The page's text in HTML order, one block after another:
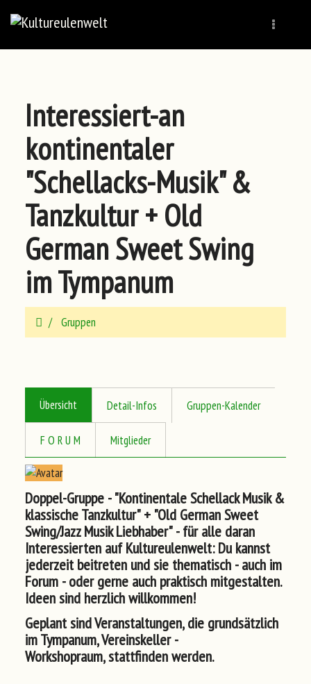
Interessiert-an
kontinentaler
"Schellacks-Musik" &
Tanzkultur + Old
German Sweet Swing
im Tympanum
Gruppen
Übersicht Detail-Infos Gruppen-Kalender
F O R U M Mitglieder
Doppel-Gruppe - "Kontinentale Schellack Musik &
klassische Tanzkultur" + "Old German Sweet
Swing/Jazz Musik Liebhaber" - für alle daran
Interessierten auf Kultureulenwelt: Du kannst
jederzeit beitreten und sie thematisch - auch im
Forum - oder gerne auch praktisch mitgestalten.
Ideen sind herzlich willkommen!
Geplant sind Veranstaltungen, die grundsätzlich
im Tympanum, Vereinskeller -
Workshopraum, stattfinden werden.